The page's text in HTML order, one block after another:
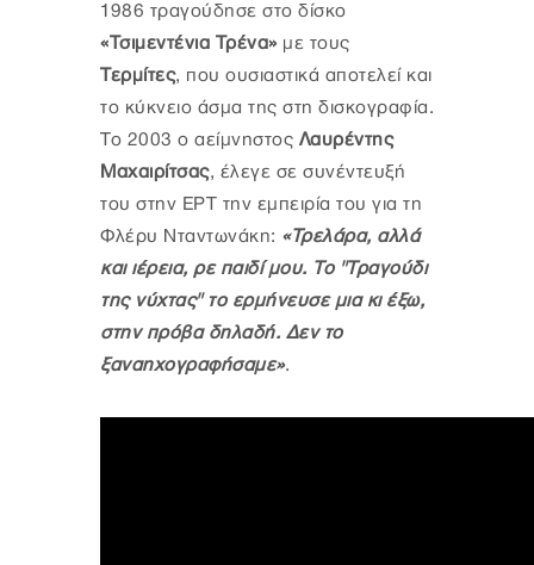
1986 τραγούδησε στο δίσκο
«Τσιμεντένια Τρένα» με τους
Τερμίτες, που ουσιαστικά αποτελεί και
το κύκνειο άσμα της στη δισκογραφία.
To 2003 o αείμνηστος Λαυρέντης
Μαχαιρίτσας, έλεγε σε συνέντευξή
του στην ΕΡΤ την εμπειρία του για τη
Φλέρυ Νταντωνάκη: «Τρελάρα, αλλά
και ιέρεια, ρε παιδί μου. Το "Τραγούδι
της νύχτας" το ερμήνευσε μια κι έξω,
στην πρόβα δηλαδή. Δεν το
ξαναηχογραφήσαμε».